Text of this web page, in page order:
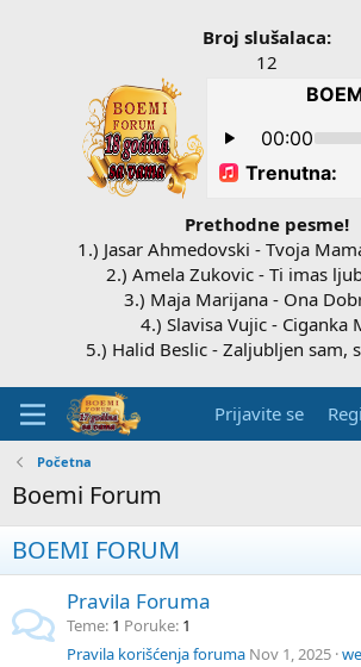
Broj slušalaca:
12
Prethodne pesme!
1.) Jasar Ahmedovski - Tvoja
2.) Amela Zukovic - Ti imas
3.) Maja Marijana - Ona
4.) Slavisa Vujic - Ciganka
5.) Halid Beslic - Zaljubljen sam,
Prijavite se
Početna
Boemi Forum
BOEMI FORUM
Pravila Foruma
Teme 1 Poruke 1
Pravila korišćenja foruma Nov 1, 2025